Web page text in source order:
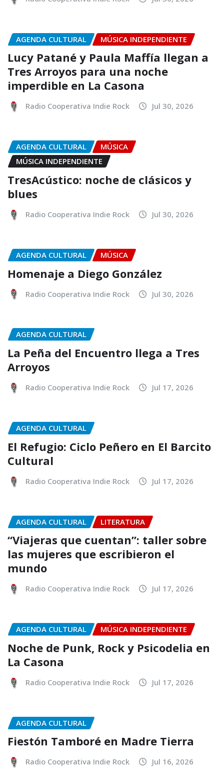
AGENDA CULTURAL MÚSICA INDEPENDIENTE
Lucy Patané y Paula Maffía llegan a
Tres Arroyos para una noche
imperdible en La Casona
Radio Cooperativa Indie Rock Jul 30, 2026
AGENDA CULTURAL
MÚSICA
MÚSICA INDEPENDIENTE
TresAcústico: noche de clásicos y
blues
Radio Cooperativa Indie Rock Jul 30, 2026
AGENDA CULTURAL MÚSICA
Homenaje a Diego González
Radio Cooperativa Indie Rock Jul 30, 2026
AGENDA CULTURAL
La Peña del Encuentro llega a Tres
Arroyos
Radio Cooperativa Indie Rock Jul 17, 2026
AGENDA CULTURAL
El Refugio: Ciclo Peñero en El Barcito
Cultural
Radio Cooperativa Indie Rock Jul 17, 2026
AGENDA CULTURAL LITERATURA
“Viajeras que cuentan”: taller sobre
las mujeres que escribieron el
mundo
Radio Cooperativa Indie Rock Jul 17, 2026
AGENDA CULTURAL MÚSICA INDEPENDIENTE
Noche de Punk, Rock y Psicodelia en
La Casona
Radio Cooperativa Indie Rock Jul 17, 2026
AGENDA CULTURAL
Fiestón Tamboré en Madre Tierra
Radio Cooperativa Indie Rock Jul 16, 2026